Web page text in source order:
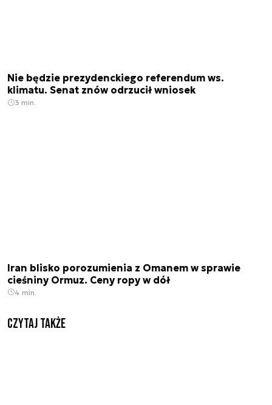
Nie będzie prezydenckiego referendum ws.
klimatu. Senat znów odrzucił wniosek
3 min.
Iran blisko porozumienia z Omanem w sprawie
cieśniny Ormuz. Ceny ropy w dół
4 min.
Czytaj także